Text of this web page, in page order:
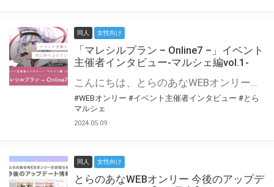
同人 女性向け
「マレシルプラン – Online7 –」イベント
主催者インタビュー-マルシェ編vol.1-
こんにちは、とらのあなWEBオンリー運営スタッフです。 新たにお届けする、イベント主催者インタビュー-マルシェ編-は、 とらのあなWEBオンリー「マルシェ」をご利用した主催様に 「マルシェ」を使って開催した感想や心がけをお聞きする企画です。 今回は、WEBオンリー開催7回目迎えた「マレシルプラン – Online7 –」より、 主催の玉川うた様にお話を伺いました。 ▼マレシルプランのインタビュー前回記事 「イベント主催者インタビュー vol.6」はこちら 協力：玉川うた様（マレシルプラン実行委員会 代表）／イベント公式Twitter（@mallesil_plan） とらのあなWEBオンリー「マルシェ」とは？ WEBオンリーでリアルタイムでコミュニケーションがとれるオンライン会場です。
#WEBオンリー #イベント主催者インタビュー #とら
マルシェ
2024.05.09
同人 女性向け
とらのあなWEBオンリー 今後のアップデ